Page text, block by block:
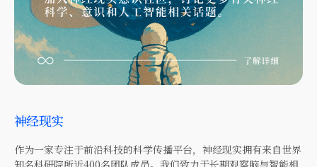
神经现实
作为一家专注于前沿科技的科学传播平台，神经现实拥有来自世界